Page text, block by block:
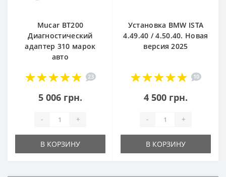
Mucar BT200
Диагностический
адаптер 310 марок
авто
23
5 006 грн.
- +
В КОРЗИНУ
Установка BMW ISTA
4.49.40 / 4.50.40. Новая
версия 2025
10
4 500 грн.
- +
В КОРЗИНУ